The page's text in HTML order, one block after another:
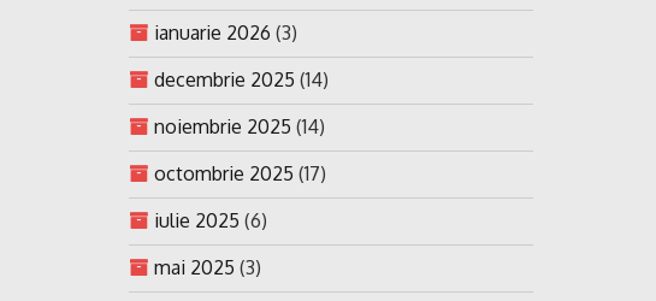
ianuarie 2026 (3)
decembrie 2025 (14)
noiembrie 2025 (14)
octombrie 2025 (17)
iulie 2025 (6)
mai 2025 (3)